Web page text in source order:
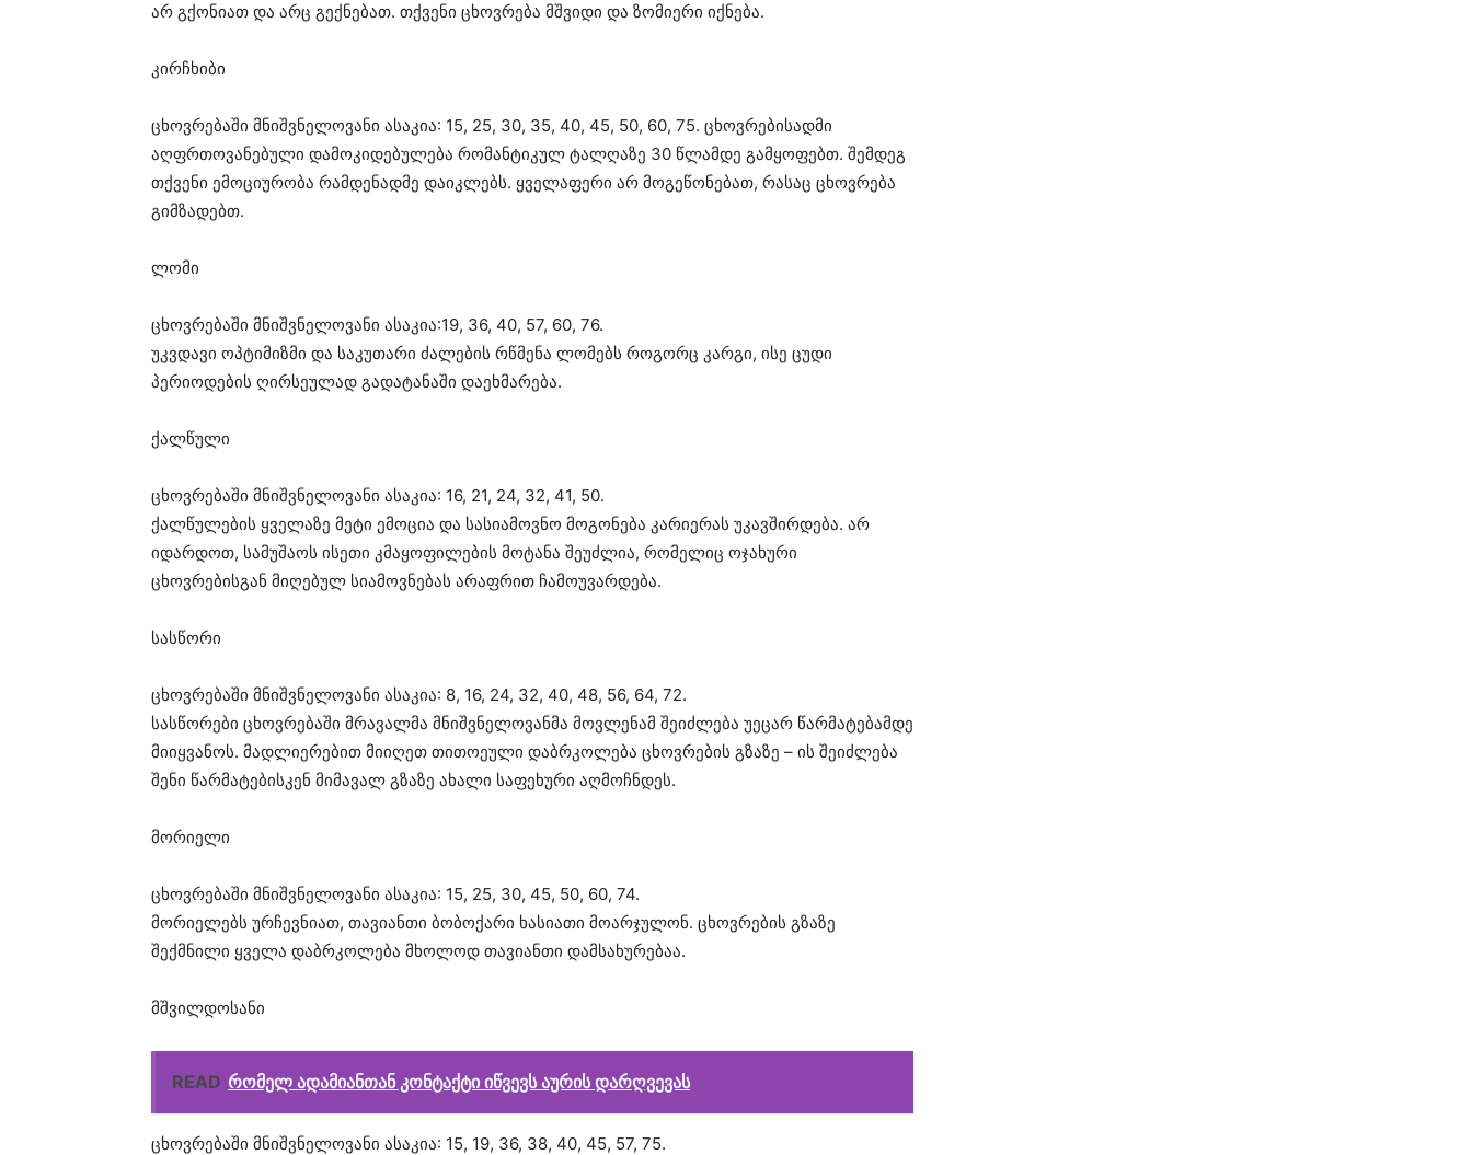
არ გქონიათ და არც გექნებათ. თქვენი ცხოვრება მშვიდი და ზომიერი იქნება.
კირჩხიბი
ცხოვრებაში მნიშვნელოვანი ასაკია: 15, 25, 30, 35, 40, 45, 50, 60, 75. ცხოვრებისადმი
აღფრთოვანებული დამოკიდებულება რომანტიკულ ტალღაზე 30 წლამდე გამყოფებთ. შემდეგ
თქვენი ემოციურობა რამდენადმე დაიკლებს. ყველაფერი არ მოგეწონებათ, რასაც ცხოვრება
გიმზადებთ.
ლომი
ცხოვრებაში მნიშვნელოვანი ასაკია:19, 36, 40, 57, 60, 76.
უკვდავი ოპტიმიზმი და საკუთარი ძალების რწმენა ლომებს როგორც კარგი, ისე ცუდი
პერიოდების ღირსეულად გადატანაში დაეხმარება.
ქალწული
ცხოვრებაში მნიშვნელოვანი ასაკია: 16, 21, 24, 32, 41, 50.
ქალწულების ყველაზე მეტი ემოცია და სასიამოვნო მოგონება კარიერას უკავშირდება. არ
იდარდოთ, სამუშაოს ისეთი კმაყოფილების მოტანა შეუძლია, რომელიც ოჯახური
ცხოვრებისგან მიღებულ სიამოვნებას არაფრით ჩამოუვარდება.
სასწორი
ცხოვრებაში მნიშვნელოვანი ასაკია: 8, 16, 24, 32, 40, 48, 56, 64, 72.
სასწორები ცხოვრებაში მრავალმა მნიშვნელოვანმა მოვლენამ შეიძლება უეცარ წარმატებამდე
მიიყვანოს. მადლიერებით მიიღეთ თითოეული დაბრკოლება ცხოვრების გზაზე – ის შეიძლება
შენი წარმატებისკენ მიმავალ გზაზე ახალი საფეხური აღმოჩნდეს.
მორიელი
ცხოვრებაში მნიშვნელოვანი ასაკია: 15, 25, 30, 45, 50, 60, 74.
მორიელებს ურჩევნიათ, თავიანთი ბობოქარი ხასიათი მოარჯულონ. ცხოვრების გზაზე
შექმნილი ყველა დაბრკოლება მხოლოდ თავიანთი დამსახურებაა.
მშვილდოსანი
READ რომელ ადამიანთან კონტაქტი იწვევს აურის დარღვევას
ცხოვრებაში მნიშვნელოვანი ასაკია: 15, 19, 36, 38, 40, 45, 57, 75.